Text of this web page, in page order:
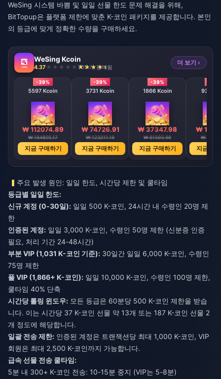
WeSing 시스템 바쁨 및 일일 선물 한도 문제 해결을 위해,
BitTopup은 플랫폼 제한에 맞춘 K-코인 패키지를 제공합니다. 본인
의 등급에 맞게 정확한 수량을 구매하세요.
WeSing Kcoin
4.37 705 개 판매됨
더 보기 ›
-39%
5597 Kcoin
₩ 112074.89
₩ 184805.17
지금 구매하기
-39%
3731 Kcoin
₩ 74726.91
₩ 123211.19
지금 구매하기
-39%
1866 Kcoin
₩ 37347.98
₩ 61593.98
지금 구매하기
933
₩
₩
지금 구
주요 발생 원인: 일일 한도, 시간당 제한 및 쿨타임
등급별 일일 한도:
신규 계정 (0-30일): 일일 500 K-코인, 24시간 내 수령인 20명 제
한
인증된 계정: 일일 3,000 K-코인, 수령인 50명 제한 (신분증 인증
필요, 처리 기간 24-48시간)
부분 VIP (1,031 K-코인 기준): 30일간 일일 6,000 K-코인, 수령인
75명 제한
풀 VIP (1,866+ K-코인): 일일 10,000 K-코인, 수령인 100명 제한,
쿨타임 40% 단축
시간당 롤링 윈도우: 모든 등급은 60분당 500 K-코인 제한을 받습
니다. 이는 시간당 37 K-코인 선물 약 13개 또는 187 K-코인 선물 2
개 정도에 해당합니다.
일괄 전송 제한: 인증된 계정은 트랜잭션당 최대 1,000 K-코인, VIP
회원은 최대 2,500 K-코인까지 가능합니다.
급속 선물 전송 쿨타임:
5분 내 300+ K-코인 전송: 10-15분 중지 (VIP는 5-8분)